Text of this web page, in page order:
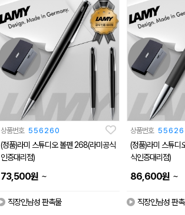
상품번호 556260
(정품)라미 스튜디오 볼펜 268(라미공식
인증대리점)
73,500원 ~
직장인남성 판촉물
상품번호
(정품)라미 스튜디
식인증대리점)
86,600원 ~
직장인남성 판